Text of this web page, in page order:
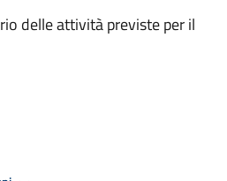
delle attività previste per il